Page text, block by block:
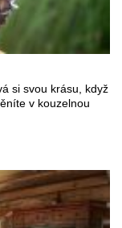
si svou krásu, když
v kouzelnou